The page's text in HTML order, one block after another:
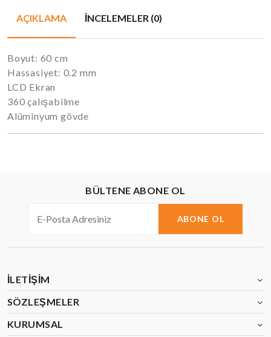
AÇIKLAMA İNCELEMELER (0)
Boyut: 60 cm
Hassasiyet: 0.2 mm
LCD Ekran
360 çalışabilme
Alüminyum gövde
BÜLTENE ABONE OL
ABONE OL
İLETIŞIM
SÖZLEŞMELER
KURUMSAL